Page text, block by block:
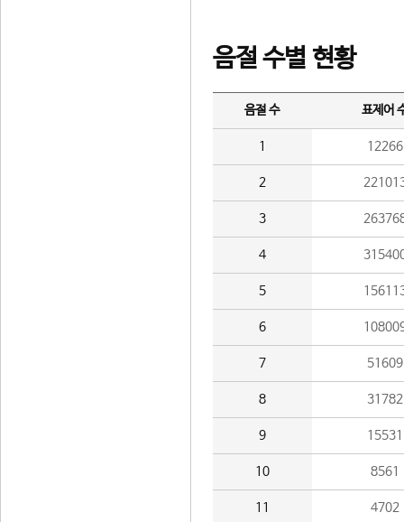
음절 수별 현황
음절 수 표제어
1 12266
2
3
4
5
6
7 51609
8 31782
9 15531
10 8561
11 4702